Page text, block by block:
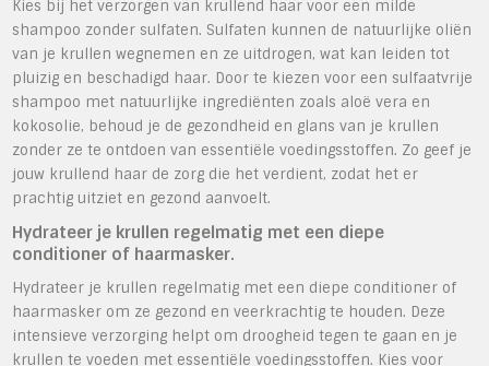
Kies bij het verzorgen van krullend haar voor een milde
shampoo zonder sulfaten. Sulfaten kunnen de natuurlijke oliën
van je krullen wegnemen en ze uitdrogen, wat kan leiden tot
pluizig en beschadigd haar. Door te kiezen voor een sulfaatvrije
shampoo met natuurlijke ingrediënten zoals aloë vera en
kokosolie, behoud je de gezondheid en glans van je krullen
zonder ze te ontdoen van essentiële voedingsstoffen. Zo geef je
jouw krullend haar de zorg die het verdient, zodat het er
prachtig uitziet en gezond aanvoelt.
Hydrateer je krullen regelmatig met een diepe
conditioner of haarmasker.
Hydrateer je krullen regelmatig met een diepe conditioner of
haarmasker om ze gezond en veerkrachtig te houden. Deze
intensieve verzorging helpt om droogheid tegen te gaan en je
krullen te voeden met essentiële voedingsstoffen. Kies voor